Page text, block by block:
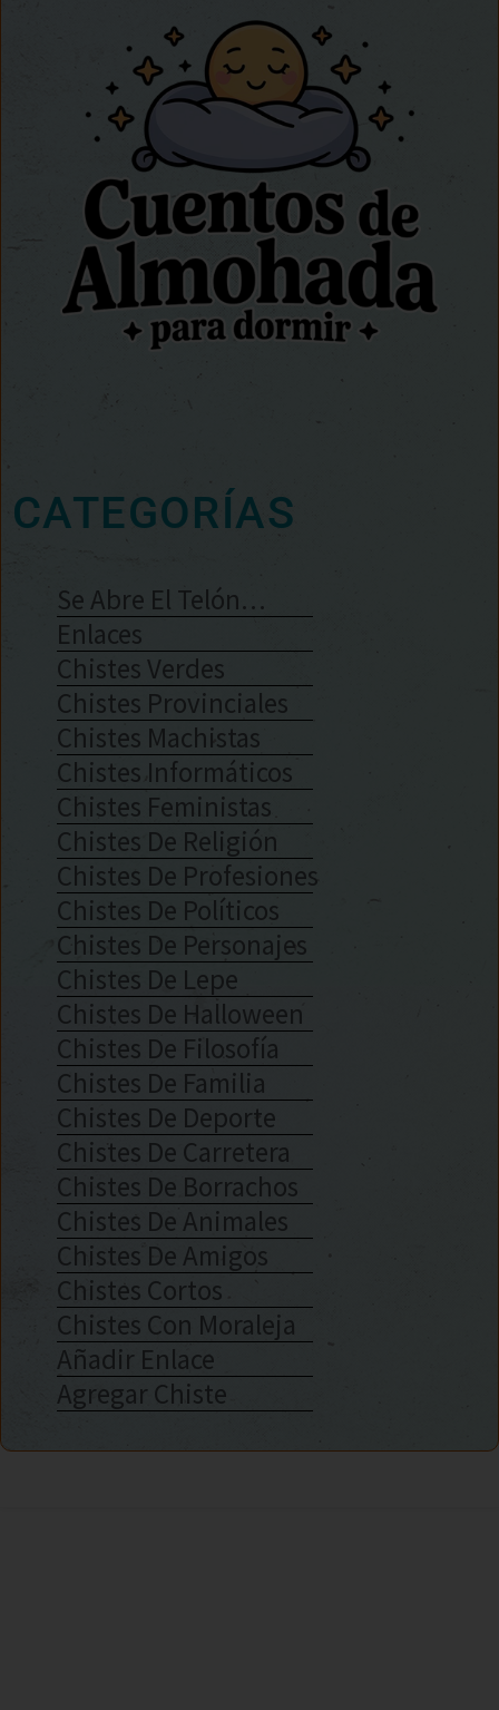
CATEGORÍAS
Se Abre El Telón…
Enlaces
Chistes Verdes
Chistes Provinciales
Chistes Machistas
Chistes Informáticos
Chistes Feministas
Chistes De Religión
Chistes De Profesiones
Chistes De Políticos
Chistes De Personajes
Chistes De Lepe
Chistes De Halloween
Chistes De Filosofía
Chistes De Familia
Chistes De Deporte
Chistes De Carretera
Chistes De Borrachos
Chistes De Animales
Chistes De Amigos
Chistes Cortos
Chistes Con Moraleja
Añadir Enlace
Agregar Chiste